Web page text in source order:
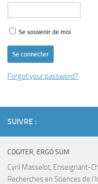
Se souvenir de moi
Forgot your password?
SUIVRE :
COGITER, ERGO SUM
Cyril Masselot, Enseignant-
Recherches en Sciences de